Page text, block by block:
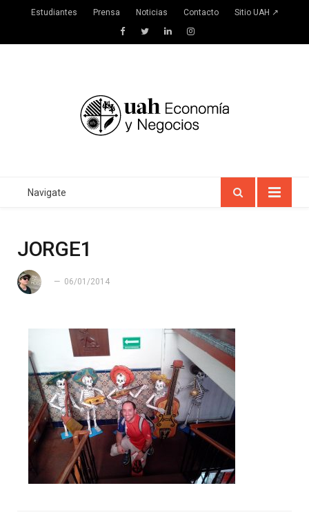
Estudiantes Prensa Noticias Contacto Sitio UAH ↗
FacebookTwitterLinkedInInstagram
Navigate
JORGE1
06/01/2014